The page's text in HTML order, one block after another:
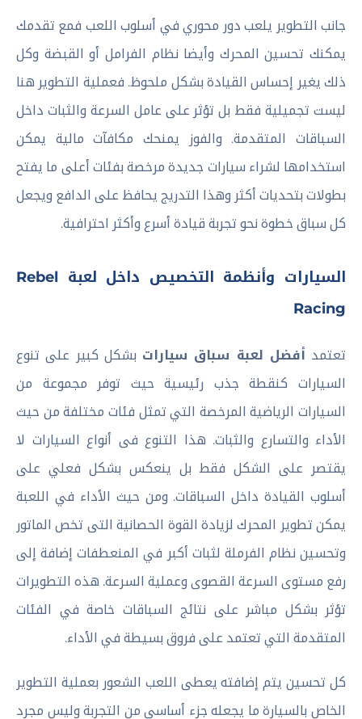
جانب التطوير يلعب دور محوري في أسلوب اللعب فمع تقدمك
يمكنك تحسين المحرك وأيضا نظام الفرامل أو القبضة وكل
ذلك يغير إحساس القيادة بشكل ملحوظ. فعملية التطوير هنا
ليست تجميلية فقط بل تؤثر على عامل السرعة والثبات داخل
السباقات المتقدمة. والفوز يمنحك مكافآت مالية يمكن
استخدامها لشراء سيارات جديدة مرخصة بفئات أعلى ما يفتح
بطولات بتحديات أكثر وهذا التدريج يحافظ على الدافع ويجعل
كل سباق خطوة نحو تجربة قيادة أسرع وأكثر احترافية.
السيارات وأنظمة التخصيص داخل لعبة Rebel
Racing
تعتمد أفضل لعبة سباق سيارات بشكل كبير على تنوع
السيارات كنقطة جذب رئيسية حيث توفر مجموعة من
السيارات الرياضية المرخصة التي تمثل فئات مختلفة من حيث
الأداء والتسارع والثبات. هذا التنوع فى أنواع السيارات لا
يقتصر على الشكل فقط بل ينعكس بشكل فعلي على
أسلوب القيادة داخل السباقات. ومن حيث الأداء في اللعبة
يمكن تطوير المحرك لزيادة القوة الحصانية التى تخص الماتور
وتحسين نظام الفرملة لثبات أكبر في المنعطفات إضافة إلى
رفع مستوى السرعة القصوى وعملية السرعة. هذه التطويرات
تؤثر بشكل مباشر على نتائج السباقات خاصة في الفئات
المتقدمة التي تعتمد على فروق بسيطة في الأداء.
كل تحسين يتم إضافته يعطى اللعب الشعور بعملية التطوير
الخاص بالسيارة ما يجعله جزء أساسي من التجربة وليس مجرد